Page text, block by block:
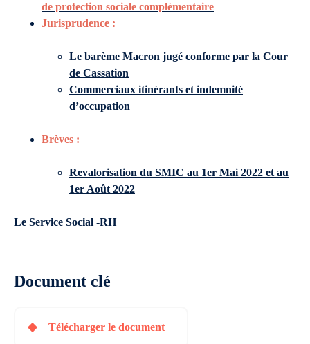
de protection sociale complémentaire
Jurisprudence :
Le barème Macron jugé conforme par la Cour
de Cassation
Commerciaux itinérants et indemnité
d’occupation
Brèves :
Revalorisation du SMIC au 1er Mai 2022 et au
1er Août 2022
Le Service Social -RH
Document clé
Télécharger le document